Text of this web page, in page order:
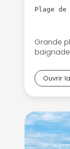
Plage de
Grande
Ouvrir